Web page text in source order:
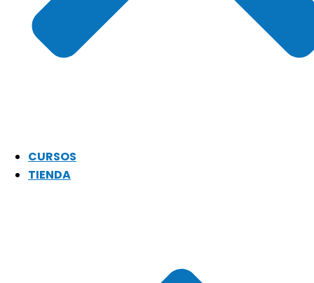
CURSOS
TIENDA